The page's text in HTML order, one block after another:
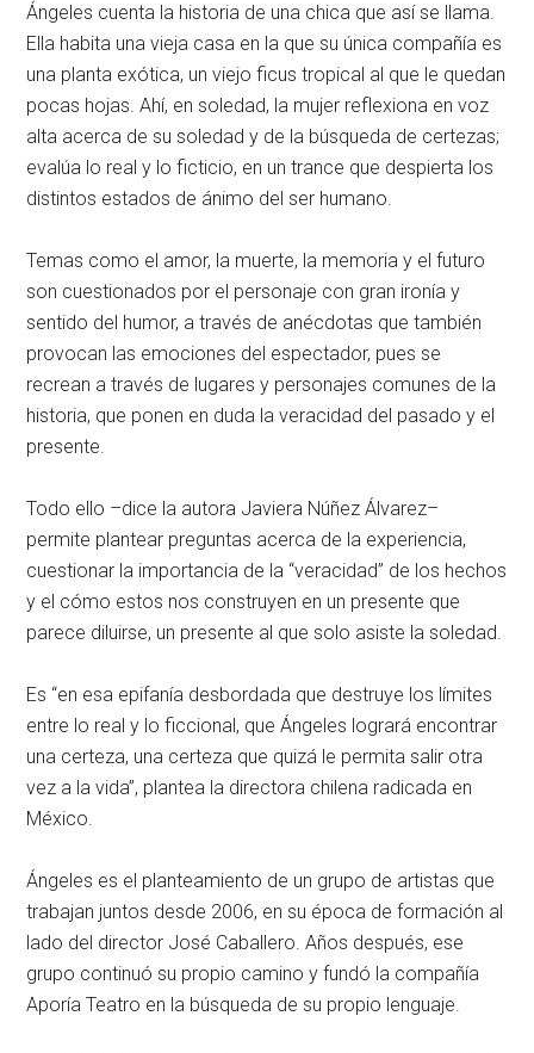
Ángeles cuenta la historia de una chica que así se llama.
Ella habita una vieja casa en la que su única compañía es
una planta exótica, un viejo ficus tropical al que le quedan
pocas hojas. Ahí, en soledad, la mujer reflexiona en voz
alta acerca de su soledad y de la búsqueda de certezas;
evalúa lo real y lo ficticio, en un trance que despierta los
distintos estados de ánimo del ser humano.
Temas como el amor, la muerte, la memoria y el futuro
son cuestionados por el personaje con gran ironía y
sentido del humor, a través de anécdotas que también
provocan las emociones del espectador, pues se
recrean a través de lugares y personajes comunes de la
historia, que ponen en duda la veracidad del pasado y el
presente.
Todo ello –dice la autora Javiera Núñez Álvarez–
permite plantear preguntas acerca de la experiencia,
cuestionar la importancia de la “veracidad” de los hechos
y el cómo estos nos construyen en un presente que
parece diluirse, un presente al que solo asiste la soledad.
Es “en esa epifanía desbordada que destruye los límites
entre lo real y lo ficcional, que Ángeles logrará encontrar
una certeza, una certeza que quizá le permita salir otra
vez a la vida”, plantea la directora chilena radicada en
México.
Ángeles es el planteamiento de un grupo de artistas que
trabajan juntos desde 2006, en su época de formación al
lado del director José Caballero. Años después, ese
grupo continuó su propio camino y fundó la compañía
Aporía Teatro en la búsqueda de su propio lenguaje.